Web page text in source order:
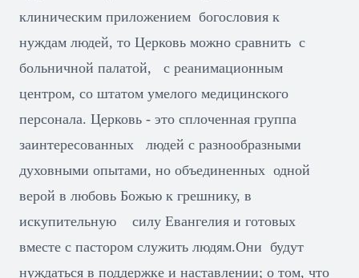
клиническим приложением богословия к
нуждам людей, то Церковь можно сравнить с
больничной палатой, с реанимационным
центром, со штатом умелого медицинского
персонала. Церковь - это сплоченная группа
заинтересованных людей с разнообразными
духовными опытами, но объединенных одной
верой в любовь Божью к грешнику, в
искупительную силу Евангелия и готовых
вместе с пастором служить людям.Они будут
нуждаться в поддержке и наставлении; о том, что